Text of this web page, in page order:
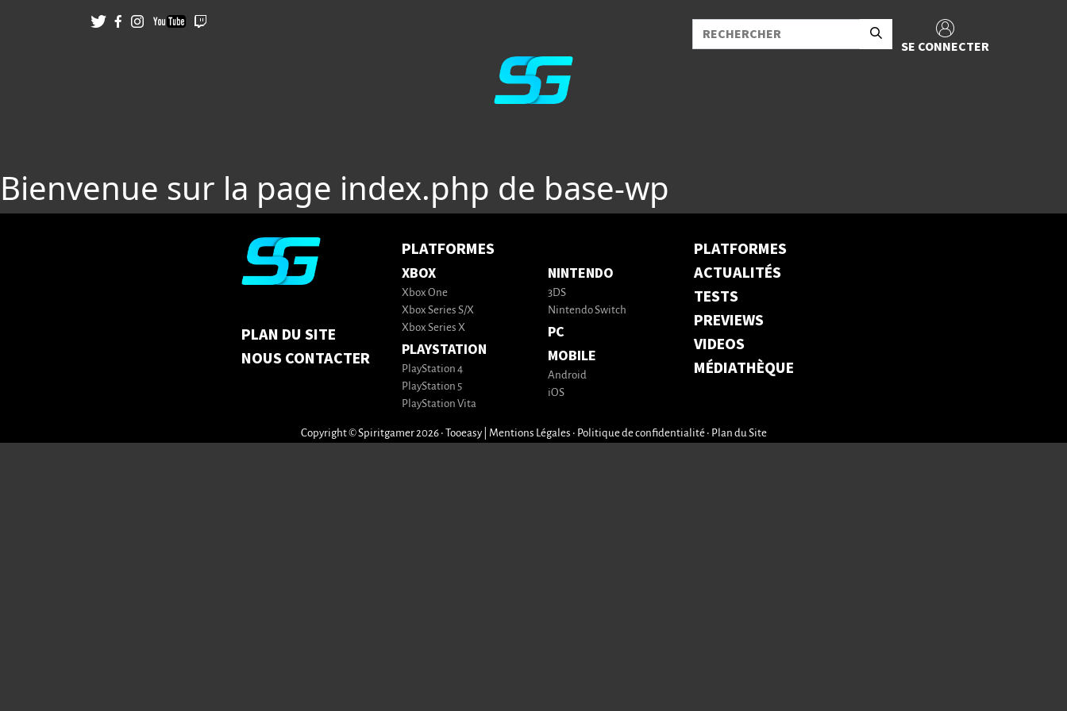
SE CONNECTER
Bienvenue sur la page index.php de base-wp
PLAN DU SITE
NOUS CONTACTER
PLATFORMES
XBOX
Xbox One
Xbox Series S/X
Xbox Series X
PLAYSTATION
PlayStation 4
PlayStation 5
PlayStation Vita
NINTENDO
3DS
Nintendo Switch
PC
MOBILE
Android
iOS
PLATFORMES
ACTUALITÉS
TESTS
PREVIEWS
VIDEOS
MÉDIATHÈQUE
Copyright © Spiritgamer 2026 • Tooeasy Mentions Légales • Politique de confidentialité• Plan du Site